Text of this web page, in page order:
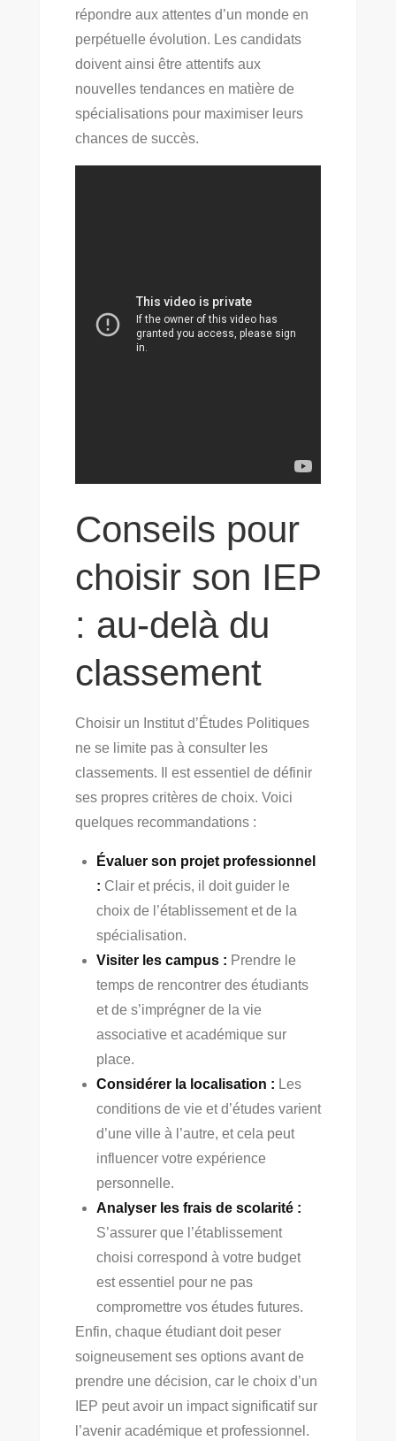
répondre aux attentes d’un monde en
perpétuelle évolution. Les candidats
doivent ainsi être attentifs aux
nouvelles tendances en matière de
spécialisations pour maximiser leurs
chances de succès.
Conseils pour
choisir son IEP
: au-delà du
classement
Choisir un Institut d’Études Politiques
ne se limite pas à consulter les
classements. Il est essentiel de définir
ses propres critères de choix. Voici
quelques recommandations :
Évaluer son projet professionnel
: Clair et précis, il doit guider le
choix de l’établissement et de la
spécialisation.
Visiter les campus : Prendre le
temps de rencontrer des étudiants
et de s’imprégner de la vie
associative et académique sur
place.
Considérer la localisation : Les
conditions de vie et d’études varient
d’une ville à l’autre, et cela peut
influencer votre expérience
personnelle.
Analyser les frais de scolarité :
S’assurer que l’établissement
choisi correspond à votre budget
est essentiel pour ne pas
compromettre vos études futures.
Enfin, chaque étudiant doit peser
soigneusement ses options avant de
prendre une décision, car le choix d’un
IEP peut avoir un impact significatif sur
l’avenir académique et professionnel.